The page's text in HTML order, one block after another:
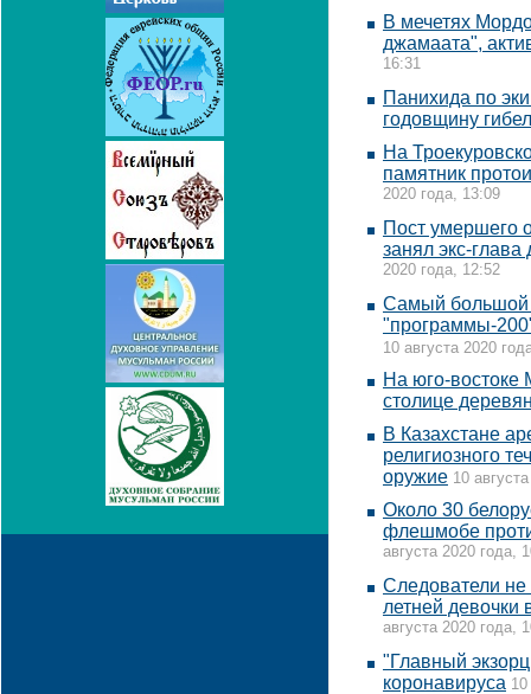
В мечетях
джамаата",
16:31
Панихида по
годовщину
На
памятник
2020 года, 13:09
Пост умершего
занял экс-глава
2020 года, 12:52
Самый большой
"программы-
10 августа 2020
На юго-
столице
В Казахстане
религиозного
оружие 10
Около 30
флешмобе
августа 2020 года,
Следователи
летней
августа 2020 года,
"Главный
коронавируса